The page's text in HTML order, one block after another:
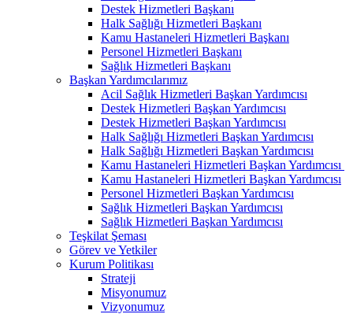
Destek Hizmetleri Başkanı
Halk Sağlığı Hizmetleri Başkanı
Kamu Hastaneleri Hizmetleri Başkanı
Personel Hizmetleri Başkanı
Sağlık Hizmetleri Başkanı
Başkan Yardımcılarımız
Acil Sağlık Hizmetleri Başkan Yardımcısı
Destek Hizmetleri Başkan Yardımcısı
Destek Hizmetleri Başkan Yardımcısı
Halk Sağlığı Hizmetleri Başkan Yardımcısı
Halk Sağlığı Hizmetleri Başkan Yardımcısı
Kamu Hastaneleri Hizmetleri Başkan Yardımcısı ​
Kamu Hastaneleri Hizmetleri Başkan Yardımcısı
Personel Hizmetleri Başkan Yardımcısı
Sağlık Hizmetleri Başkan Yardımcısı
Sağlık Hizmetleri Başkan Yardımcısı
Teşkilat Şeması
Görev ve Yetkiler
Kurum Politikası
Strateji
Misyonumuz
Vizyonumuz